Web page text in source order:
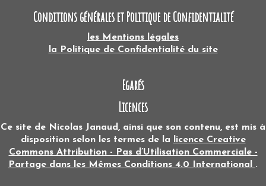
Conditions générales et Politique de Confidentialité
les Mentions légales
la Politique de Confidentialité du site
Egarés
Licences
Ce site de Nicolas Janaud, ainsi que son contenu, est mis à
disposition selon les termes de la licence Creative
Commons Attribution - Pas d’Utilisation Commerciale -
Partage dans les Mêmes Conditions 4.0 International .